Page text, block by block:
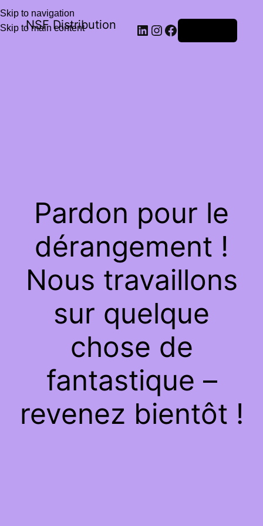
Skip to navigation
Skip to main content
NSF Distribution
Pardon pour le
dérangement !
Nous travaillons
sur quelque
chose de
fantastique –
revenez bientôt !